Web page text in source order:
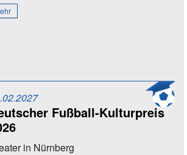
Fußball-Kulturpreis
in Nürnberg